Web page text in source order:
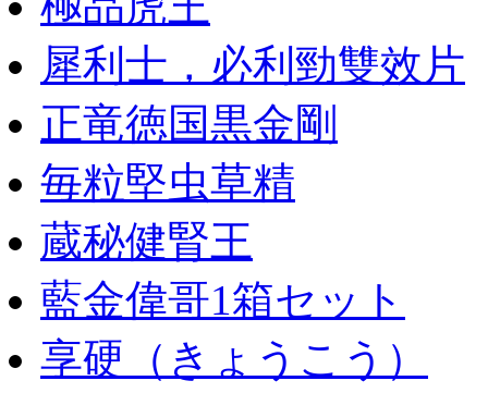
犀利士，必利勁雙效片
正竜徳国黒金剛
毎粒堅虫草精
蔵秘健腎王
藍金偉哥1箱セット
享硬（きょうこう）